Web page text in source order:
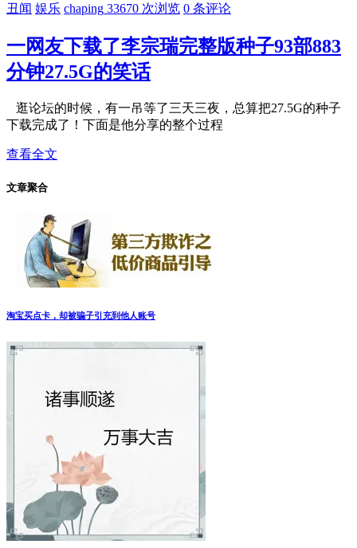
丑闻 娱乐 chaping 33670 次浏览 0 条评论
一网友下载了李宗瑞完整版种子93部883
分钟27.5G的笑话
逛论坛的时候，有一吊等了三天三夜，总算把27.5G的种子
下载完成了！下面是他分享的整个过程
查看全文
文章聚合
淘宝买点卡，却被骗子引充到他人账号